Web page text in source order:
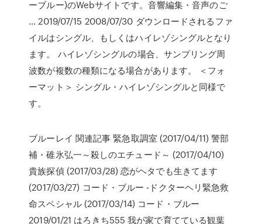
ーブルー)のWebサイトです。音響編集・音声のご
… 2019/07/15 2008/07/30 ダウンロードされるファ
イルはシングル、もしくはハイレゾシングルとなり
ます。 ハイレゾシングルの場合、サンプリング周
波数が複数の種類になる場合があります。 ＜フォ
ーマット＞ シングル・ハイレゾシングルと同様で
す。
ブルーレイ 関連記事 緊急取調室 (2017/04/11) 警部
補・碓氷弘一～殺しのエチュード～ (2017/04/10)
貴族探偵 (2017/03/28) 恋がヘタでも生きてます
(2017/03/27) コード・ブルー -ドクターヘリ緊急救
命スペシャル (2017/03/14) コード・ブルー
2019/01/21 はろきち555 我が家で育てている観葉